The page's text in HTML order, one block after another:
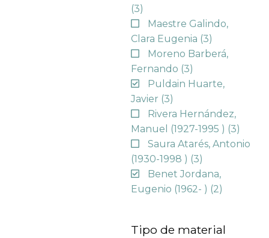
(3)
Maestre Galindo,
Clara Eugenia (3)
Moreno Barberá,
Fernando (3)
Puldain Huarte,
Javier (3)
Rivera Hernández,
Manuel (1927-1995 ) (3)
Saura Atarés, Antonio
(1930-1998 ) (3)
Benet Jordana,
Eugenio (1962- ) (2)
Tipo de material